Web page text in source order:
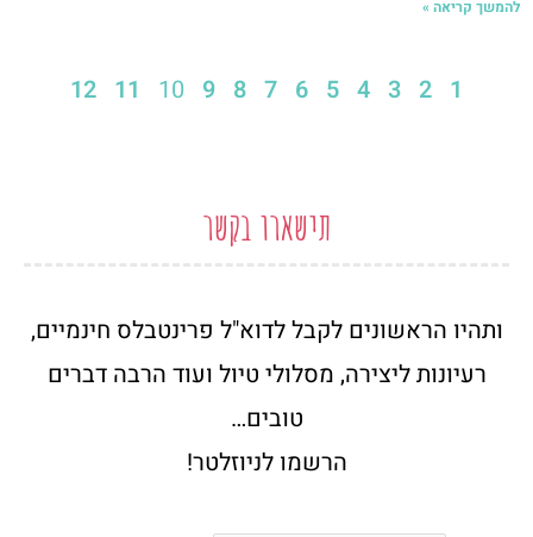
להמשך קריאה »
1
2
3
4
5
6
7
8
9
10
11
12
תישארו בקשר
ותהיו הראשונים לקבל לדוא"ל פרינטבלס חינמיים,
רעיונות ליצירה, מסלולי טיול ועוד הרבה דברים
טובים…
הרשמו לניוזלטר!